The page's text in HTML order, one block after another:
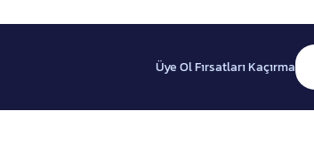
Üye Ol Fırsatları Kaçırma